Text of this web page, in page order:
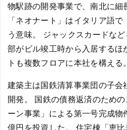
物駅跡の開発事業で、南北に細
「ネオナート」はイタリア語
う意味。 ジャックスカードな
部がビル竣工時から入居するほ
トも複数フロアに本社を構える。
建築主は国鉄清算事業団の子
開発。 国鉄の債務返済のため
ーン事業」による第一号完成
億円を投資した。 住宅棟「恵